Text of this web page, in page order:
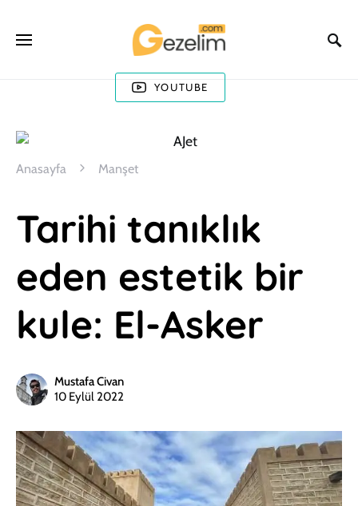
YOUTUBE
Anasayfa Manşet
Tarihi tanıklık
eden estetik bir
kule: El-Asker
Mustafa Civan
10 Eylül 2022